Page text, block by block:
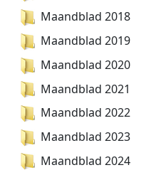
Maandblad 2018
Maandblad 2019
Maandblad 2020
Maandblad 2021
Maandblad 2022
Maandblad 2023
Maandblad 2024